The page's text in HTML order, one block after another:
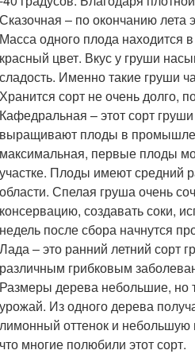
Сказочная – по окончанию лета
Масса одного плода находится
красный цвет. Вкус у груши
сладость. Именно такие груши
Хранится сорт не очень долго,
Кафедральная – этот сорт
выращивают плоды в
максимальная, первые плоды
участке. Плоды имеют средний
области. Спелая груша очень
консервацию, создавать соки,
недель после сбора начнутся
Лада – это ранний летний сорт
различным грибковым
Размеры дерева небольшие, но
урожай. Из одного дерева
лимонный оттенок и небольшую
что многие полюбили этот сорт.